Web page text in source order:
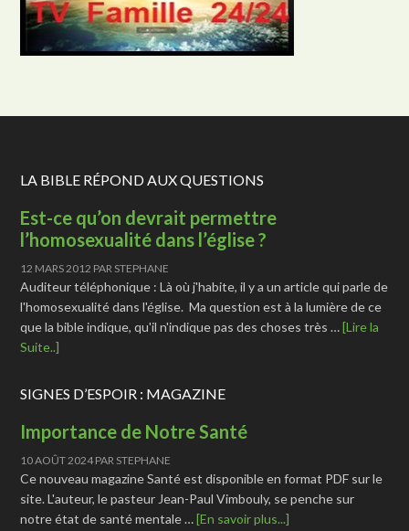
LA BIBLE RÉPOND AUX QUESTIONS
Est-ce qu’on devrait permettre
l’homosexualité dans l’église ?
12 MARS 2012 PAR STEPHANE
Auditeur téléphonique : Là où j'habite, il y a un article qui parle de
l'homosexualité dans l'église. Ma question est à la lumière de ce
que la bible indique, qu'il n'indique pas des choses très …[Lire la
Suite..]
SIGNES D’ESPOIR : MAGAZINE
Importance de Notre Santé
10 AOÛT 2024PAR STEPHANE
Ce nouveau magazine Santé est disponible en format PDF sur le
site. L'auteur, le pasteur Jean-Paul Vimbouly, se penche sur
notre état de santé mentale …[En savoir plus...]